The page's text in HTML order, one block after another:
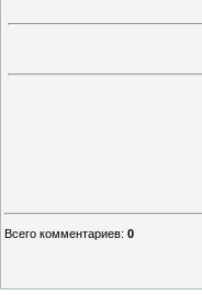
Всего комментариев: 0